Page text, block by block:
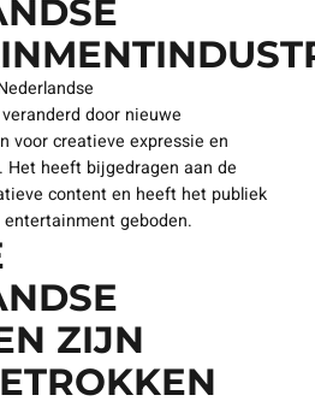
DE
door nieuwe
voor creatieve expressie en
heeft bijgedragen aan de
content en heeft het publiek
geboden.